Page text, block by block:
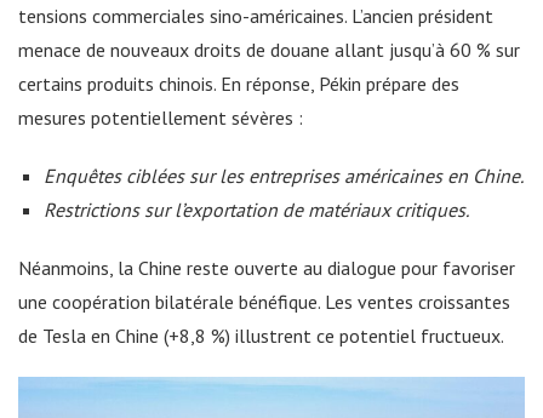
tensions commerciales sino-américaines. L’ancien président
menace de nouveaux droits de douane allant jusqu’à 60 % sur
certains produits chinois. En réponse, Pékin prépare des
mesures potentiellement sévères :
Enquêtes ciblées sur les entreprises américaines en Chine.
Restrictions sur l’exportation de matériaux critiques.
Néanmoins, la Chine reste ouverte au dialogue pour favoriser
une coopération bilatérale bénéfique. Les ventes croissantes
de Tesla en Chine (+8,8 %) illustrent ce potentiel fructueux.